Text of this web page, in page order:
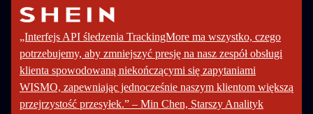
„Interfejs API śledzenia TrackingMore ma wszystko, czego
potrzebujemy, aby zmniejszyć presję na nasz zespół obsługi
klienta spowodowaną niekończącymi się zapytaniami
WISMO, zapewniając jednocześnie naszym klientom większą
przejrzystość przesyłek.” – Min Chen, Starszy Analityk